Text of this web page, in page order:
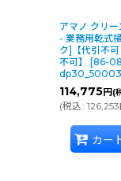
アマノ クリー
- 業務用乾式
ク]【代引不
不可】
[86-
114,775円 (
(税込: 126,253
カー